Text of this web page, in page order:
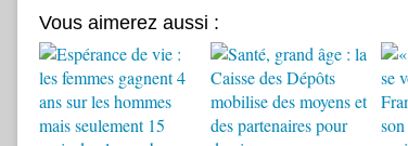
Vous aimerez aussi :